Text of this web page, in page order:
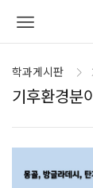
학과게시판
기후환경분